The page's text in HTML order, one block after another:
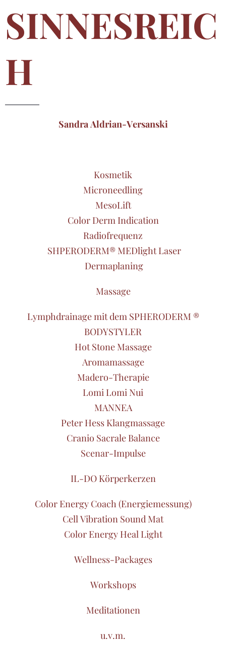
SINNESREIC
H
Sandra Aldrian-Versanski
Kosmetik
Microneedling
MesoLift
Color Derm Indication
Radiofrequenz
SHPERODERM® MEDlight Laser
Dermaplaning
Massage
Lymphdrainage mit dem SPHERODERM ®
BODYSTYLER
Hot Stone Massage
Aromamassage
Madero-Therapie
Lomi Lomi Nui
MANNEA
Peter Hess Klangmassage
Cranio Sacrale Balance
Scenar-Impulse
IL-DO Körperkerzen
Color Energy Coach (Energiemessung)
Cell Vibration Sound Mat
Color Energy Heal Light
Wellness-Packages
Workshops
Meditationen
u.v.m.